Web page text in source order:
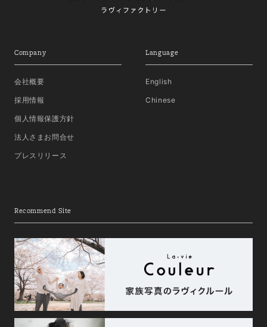
Company
会社概要
採用情報
個人情報保護方針
法人さまお問合せ
プレスリリース
Language
English
Chinese
Recommend Site